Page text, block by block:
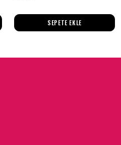
SEPETE EKLE